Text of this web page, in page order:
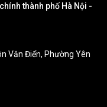
thành phố Hà Nội -
Văn Điển, Phường Yên